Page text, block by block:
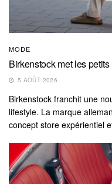
MODE
Birkenstock met les
5 AOÛT 2026
Birkenstock franchit une
lifestyle. La marque
concept store expérientiel